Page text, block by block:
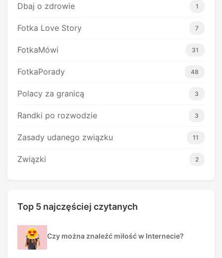
Dbaj o zdrowie 1
Fotka Love Story 7
FotkaMówi 31
FotkaPorady 48
Polacy za granicą 3
Randki po rozwodzie 3
Zasady udanego związku 11
Związki 2
Top 5 najczęściej czytanych
Czy można znaleźć miłość w Internecie?